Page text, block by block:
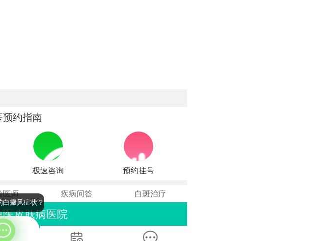
预约指南
极速咨询 预约挂号
医师 疾病问答 白斑治疗
皮肤病医院
86990555
白癜风症状？